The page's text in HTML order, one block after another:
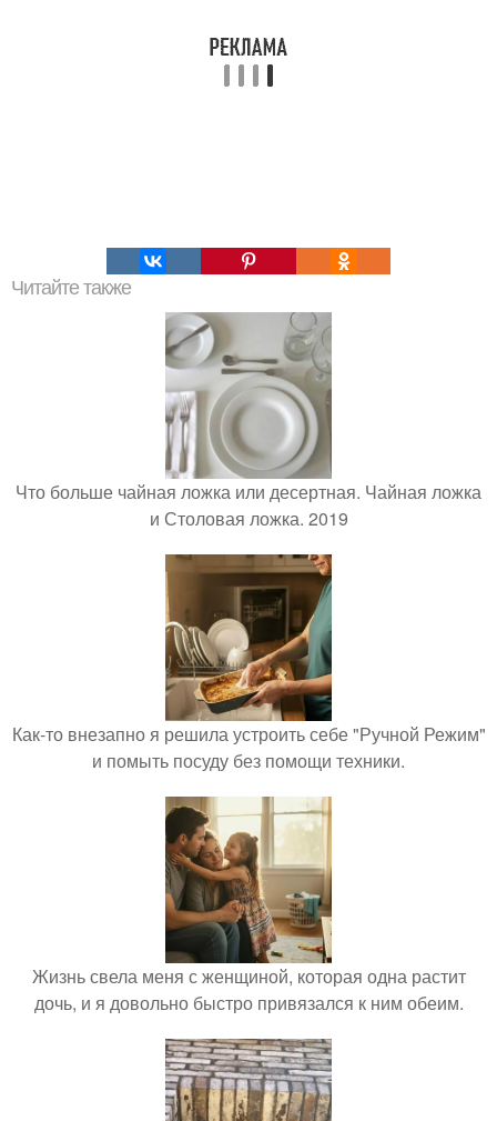
Читайте также
Что больше чайная ложка или десертная. Чайная ложка
и Столовая ложка. 2019
Как-то внезапно я решила устроить себе "Ручной Режим"
и помыть посуду без помощи техники.
Жизнь свела меня с женщиной, которая одна растит
дочь, и я довольно быстро привязался к ним обеим.